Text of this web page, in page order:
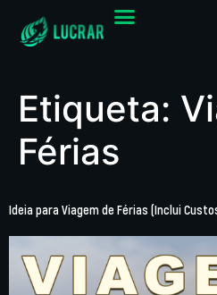
Etiqueta:
Férias
Ideia para Viagem de Férias (Inclui